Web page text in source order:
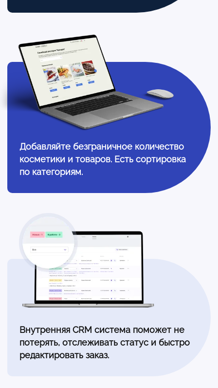
Добавляйте безграничное количество
косметики и товаров. Есть сортировка
по категориям.
Внутренняя CRM система поможет не
потерять, отслеживать статус и быстро
редактировать заказ.